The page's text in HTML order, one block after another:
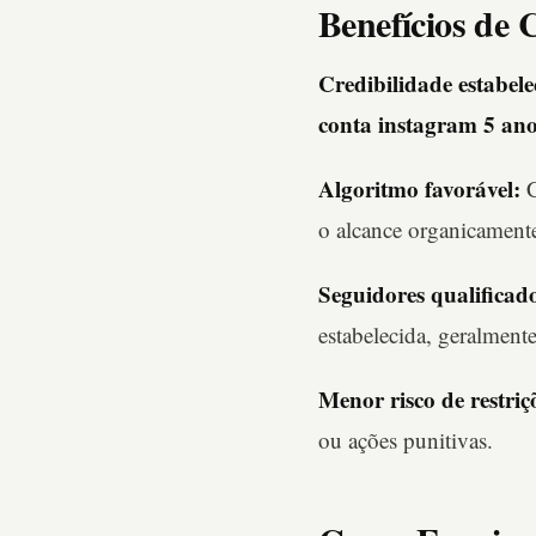
Benefícios de
Credibilidade
conta instagram 5
Algoritmo favorável:
o alcance
Seguidores
estabelecida,
Menor risco de
ou ações punitivas.